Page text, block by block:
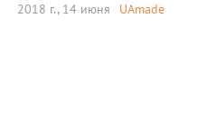
2018 г., 14 июня UAmade